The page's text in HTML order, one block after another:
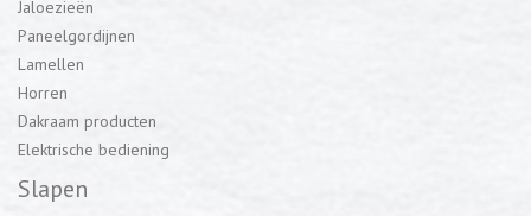
Jaloezieën
Paneelgordijnen
Lamellen
Horren
Dakraam producten
Elektrische bediening
Slapen